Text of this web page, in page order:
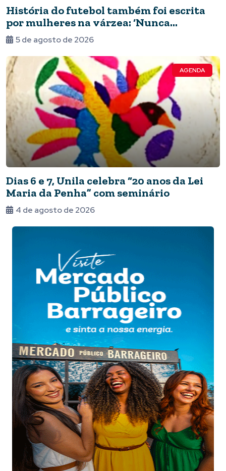
História do futebol também foi escrita
por mulheres na várzea: ‘Nunca
deixaram de jogar’
5 de agosto de 2026
AGENDA
Dias 6 e 7, Unila celebra “20 anos da Lei
Maria da Penha” com seminário
4 de agosto de 2026